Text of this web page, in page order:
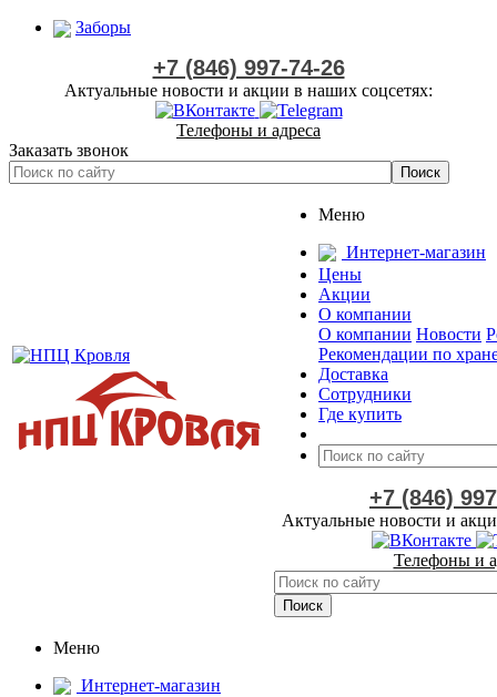
Заборы
+7 (846) 997-74-26
Актуальные новости и акции в наших соцсетях:
Телефоны и адреса
Заказать звонок
Меню
Интернет-магазин
Цены
Акции
О компании
О компании Новости
Рекомендации по
Доставка
Сотрудники
Где купить
+7 (846)
Актуальные новости и
Телефоны и
Меню
Интернет-магазин